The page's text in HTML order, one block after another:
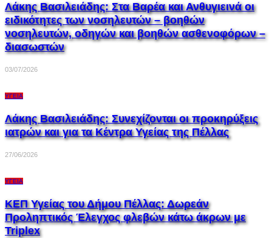
Λάκης Βασιλειάδης: Στα Βαρέα και Ανθυγιεινά οι
ειδικότητες των νοσηλευτών – βοηθών
νοσηλευτών, οδηγών και βοηθών ασθενοφόρων –
διασωστών
03/07/2026
ΥΓΕΊΑ
Λάκης Βασιλειάδης: Συνεχίζονται οι προκηρύξεις
ιατρών και για τα Κέντρα Υγείας της Πέλλας
27/06/2026
ΥΓΕΊΑ
ΚΕΠ Υγείας του Δήμου Πέλλας: Δωρεάν
Προληπτικός Έλεγχος φλεβών κάτω άκρων με
Triplex